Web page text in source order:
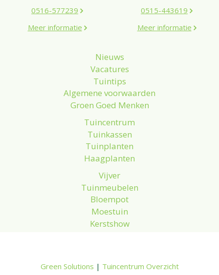
0516-577239
Meer informatie
0515-443619
Meer informatie
Nieuws
Vacatures
Tuintips
Algemene voorwaarden
Groen Goed Menken
Tuincentrum
Tuinkassen
Tuinplanten
Haagplanten
Vijver
Tuinmeubelen
Bloempot
Moestuin
Kerstshow
Green Solutions | Tuincentrum Overzicht